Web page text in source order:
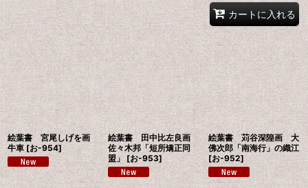
カートに入れる
絵葉書 宮尾しげを画
牛車 [お-954]
絵葉書 田中比左良画
佐々木邦「短所矯正同
盟」 [お-953]
絵葉書 苅谷深隍画 大
佛次郎「南海行」の織江
[お-952]